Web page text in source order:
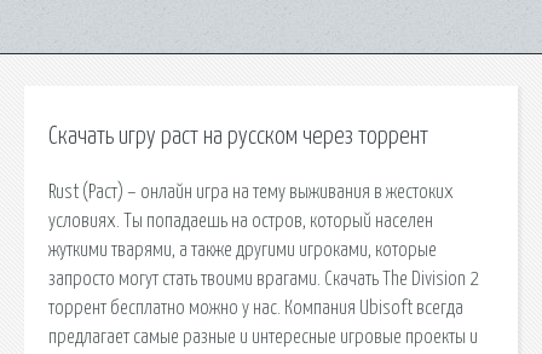
Скачать игру раст на русском через торрент
Rust (Раст) – онлайн игра на тему выживания в жестоких
условиях. Ты попадаешь на остров, который населен
жуткими тварями, а также другими игроками, которые
запросто могут стать твоими врагами. Скачать The Division 2
торрент бесплатно можно у нас. Компания Ubisoft всегда
предлагает самые разные и интересные игровые проекты и